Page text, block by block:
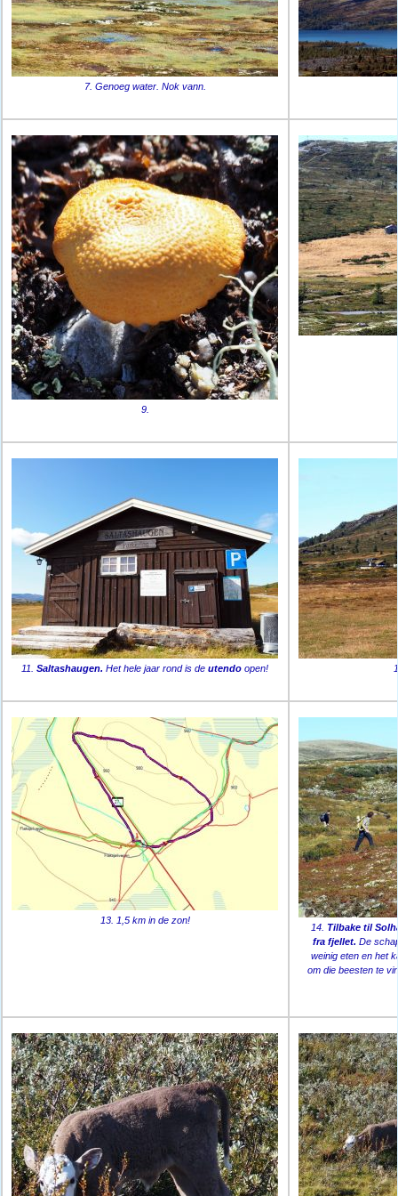
7. Genoeg water. Nok vann.
9.
11. Saltashaugen. Het hele jaar rond is deutendo open!
13. 1,5 km in de zon!
14. Tilbake til
fra fjellet. De
weinig eten en het
om die beesten te